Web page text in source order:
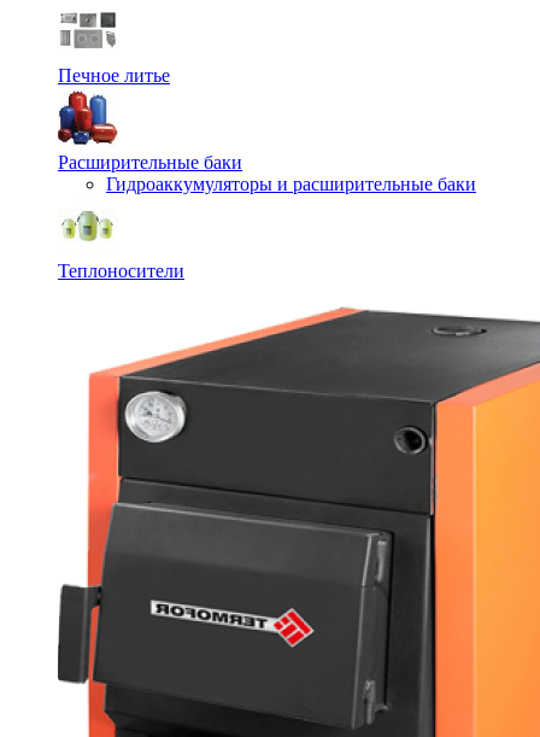
Печное литье
Расширительные баки
Гидроаккумуляторы и расширительные баки
Теплоносители